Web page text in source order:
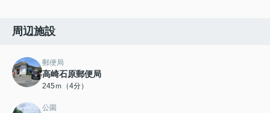
周辺施設
郵便局
高崎石原郵便局
245ｍ（4分）
公園